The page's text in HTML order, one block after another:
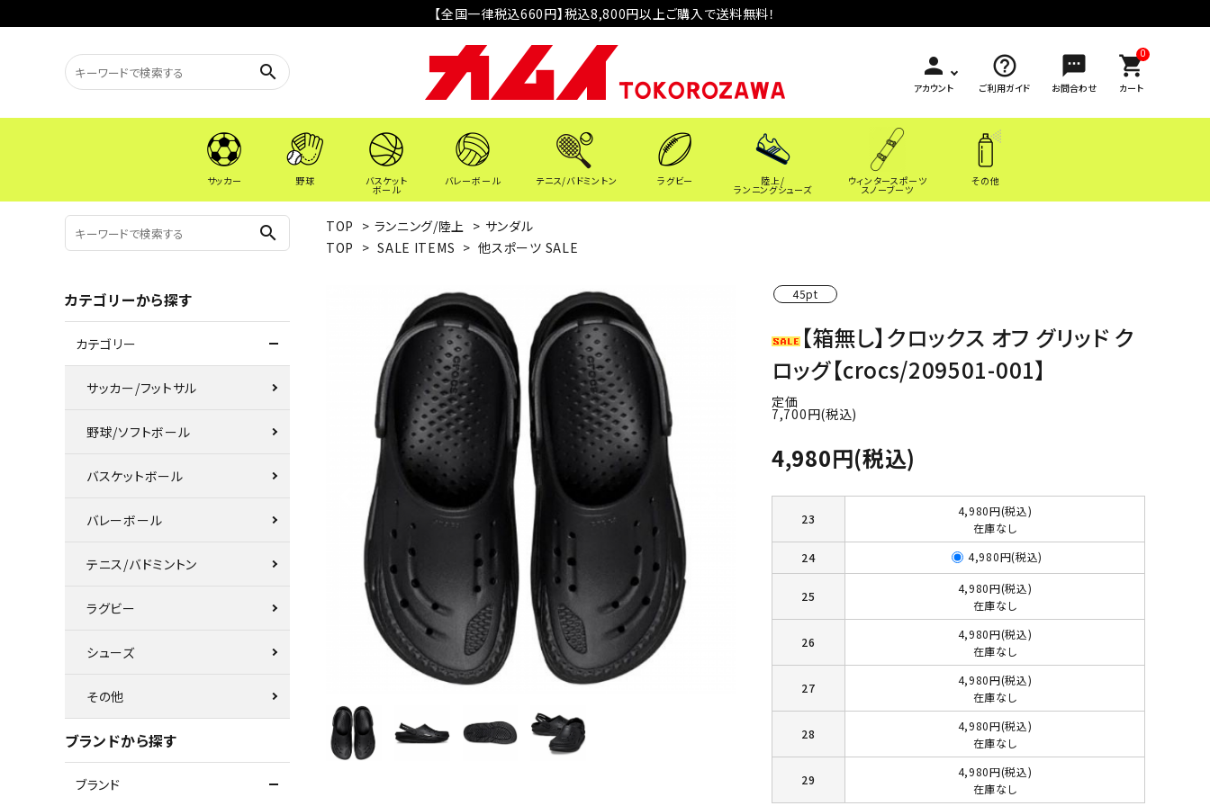
【全国一律税込660円】税込8,800円以上ご購入で送料無料！
search person
アカウント
help_outline
ご利用ガイド
sms
お問合わせ
0
shopping_cart
カート
サッカー 野球 バスケット
ボール
バレーボール テニス/バドミントン ラグビー 陸上/
ランニングシューズ
ウィンタースポーツ
スノーブーツ
その他
TOP > ランニング/陸上 > サンダル
TOP > SALE ITEMS > 他スポーツ SALE
45pt
【箱無し】クロックス オフ グリッド ク
ロッグ【crocs/209501-001】
定価
7,700円(税込)
4,980円(税込)
23
4,980円(税込)
在庫なし
24
4,980円(税込)
25
4,980円(税込)
在庫なし
26
4,980円(税込)
在庫なし
27
4,980円(税込)
在庫なし
28
4,980円(税込)
在庫なし
29
4,980円(税込)
在庫なし
search
カテゴリーから探す
カテゴリー
サッカー/フットサル
野球/ソフトボール
バスケットボール
バレーボール
テニス/バドミントン
ラグビー
シューズ
その他
ブランドから探す
ブランド